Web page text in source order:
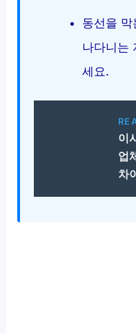
동선을
나다니는
세요.
이
업
차